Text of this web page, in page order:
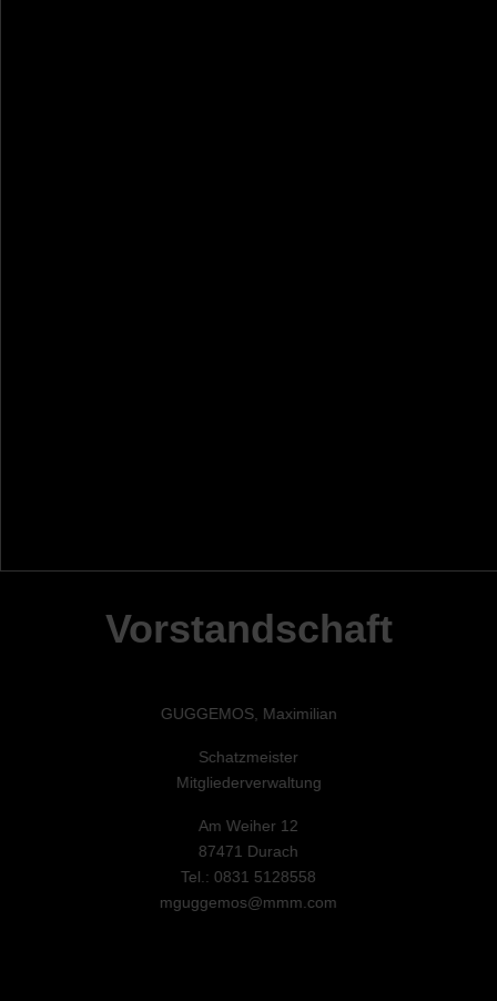
Vorstandschaft
GUGGEMOS, Maximilian
Schatzmeister
Mitgliederverwaltung
Am Weiher 12
87471 Durach
Tel.: 0831 5128558
mguggemos@mmm.com